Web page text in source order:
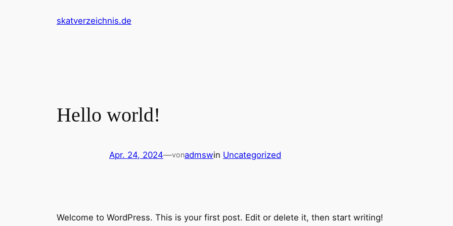
skatverzeichnis.de
Hello world!
Apr. 24, 2024—vonadmswin Uncategorized
Welcome to WordPress. This is your first post. Edit or delete it, then start writing!